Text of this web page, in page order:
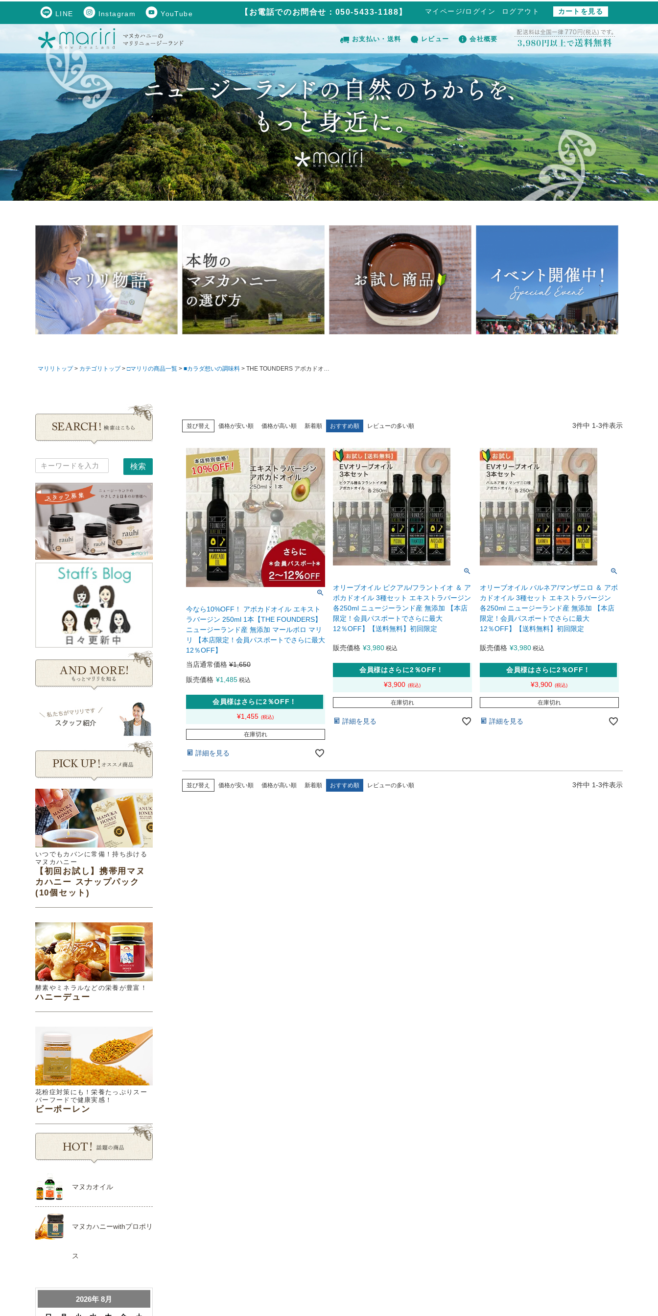
LINE Instagram YouTube 【お電話でのお問合せ：050-5433-1188】 マイページ/ログイン ログアウト カートを見る
お支払い・送料 レビュー 会社概要
マリリトップ カテゴリトップ □マリリの商品一覧 ■カラダ想いの調味料 THE TOUNDERS アボカドオイル
いつでもカバンに常備！持ち歩ける
マヌカハニー
【初回お試し】携帯用マヌ
カハニー スナップパック
(10個セット)
酵素やミネラルなどの栄養が豊富！
ハニーデュー
花粉症対策にも！栄養たっぷりスー
パーフードで健康実感！
ビーポーレン
マヌカオイル
マヌカハニーwithプロポリ
ス
並び替え 価格が安い順 価格が高い順 新着順 おすすめ順 レビューの多い順 3件中 1-3件表示
今なら10%OFF！ アボカドオイル エキスト
ラバージン 250ml 1本【THE FOUNDERS】
ニュージーランド産 無添加 マールボロ マリ
リ 【本店限定！会員パスポートでさらに最大
12％OFF】
当店通常価格 ¥1,650
販売価格 ¥1,485 税込
会員様はさらに2％OFF！
¥1,455
在庫切れ
詳細を見る
オリーブオイル ピクアル/フラントイオ ＆ ア
ボカドオイル 3種セット エキストラバージン
各250ml ニュージーランド産 無添加 【本店
限定！会員パスポートでさらに最大
12％OFF】【送料無料】初回限定
販売価格 ¥3,980 税込
会員様はさらに2％OFF！
¥3,900
在庫切れ
詳細を見る
オリーブオイル バルネア/マンザニロ ＆ アボ
カドオイル 3種セット エキストラバージン
各250ml ニュージーランド産 無添加 【本店
限定！会員パスポートでさらに最大
12％OFF】【送料無料】初回限定
販売価格 ¥3,980 税込
会員様はさらに2％OFF！
¥3,900
在庫切れ
詳細を見る
並び替え 価格が安い順 価格が高い順 新着順 おすすめ順 レビューの多い順 3件中 1-3件表示